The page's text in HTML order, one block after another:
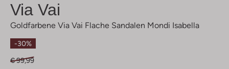
Via Vai
Goldfarbene Via Vai Flache Sandalen Mondi Isabella
-30%
€ 99,99